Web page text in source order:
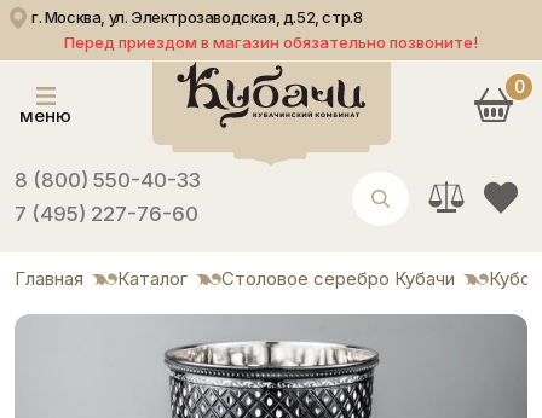
г. Москва, ул. Электрозаводская, д.52, стр.8
Перед приездом в магазин обязательно позвоните!
меню
8 (800) 550-40-33
7 (495) 227-76-60
0
Главная Каталог Столовое серебро Кубачи Кубок